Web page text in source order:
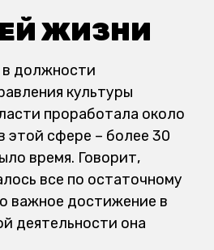
ЖИЗНИ
в должности
культуры
проработала около
этой сфере – более 30
время. Говорит,
все по остаточному
важное достижение в
деятельности она